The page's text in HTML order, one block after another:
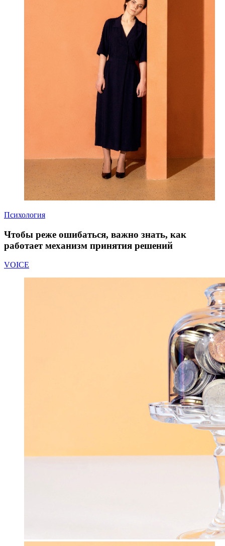
Психология
Чтобы реже ошибаться, важно знать, как
работает механизм принятия решений
VOICE